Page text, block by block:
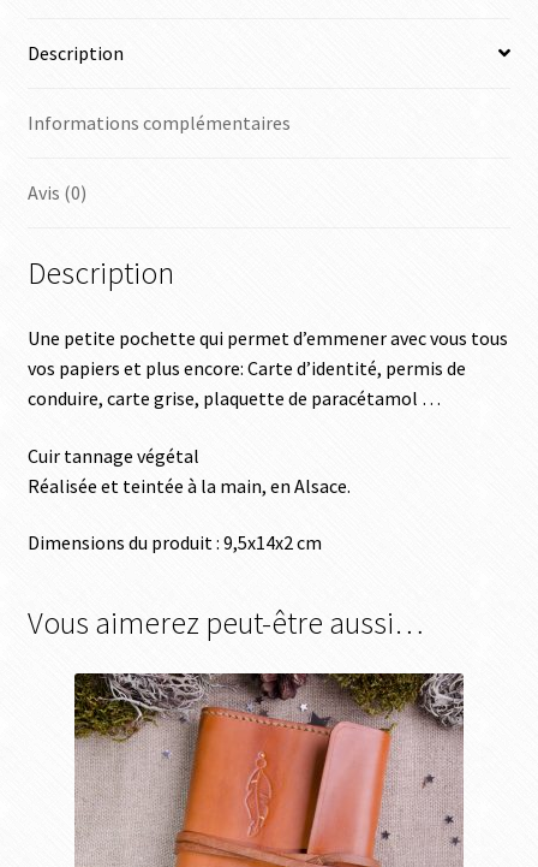
Description
Informations complémentaires
Avis (0)
Description
Une petite pochette qui permet d’emmener avec vous tous
vos papiers et plus encore: Carte d’identité, permis de
conduire, carte grise, plaquette de paracétamol …
Cuir tannage végétal
Réalisée et teintée à la main, en Alsace.
Dimensions du produit : 9,5x14x2 cm
Vous aimerez peut-être aussi…